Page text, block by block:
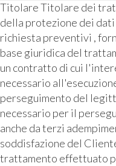
Titolare Titolare dei
della protezione dei
richiesta preventivi ,
base giuridica del
un contratto di cui
necessario
perseguimento del
necessario per il
anche da terzi
soddisfazione del
trattamento effettuato